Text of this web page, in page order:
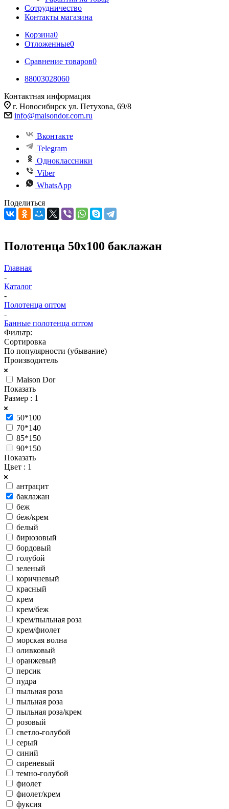
Сотрудничество
Контакты магазина
Корзина0
Отложенные0
Сравнение товаров0
88003028060
Контактная информация
г. Новосибирск ул. Петухова, 69/8
info@maisondor.com.ru
Вконтакте
Telegram
Одноклассники
Viber
WhatsApp
Поделиться
Полотенца 50х100 баклажан
Главная
-
Каталог
-
Полотенца оптом
-
Банные полотенца оптом
Фильтр:
Сортировка
По популярности (убывание)
Производитель
Maison Dor
Показать
Размер : 1
50*100
70*140
85*150
90*150
Показать
Цвет : 1
антрацит
баклажан
беж
беж/крем
белый
бирюзовый
бордовый
голубой
зеленый
коричневый
красный
крем
крем/беж
крем/пыльная роза
крем/фиолет
морская волна
оливковый
оранжевый
персик
пудра
пыльная роза
пыльная роза
пыльная роза/крем
розовый
светло-голубой
серый
синий
сиреневый
темно-голубой
фиолет
фиолет/крем
фуксия